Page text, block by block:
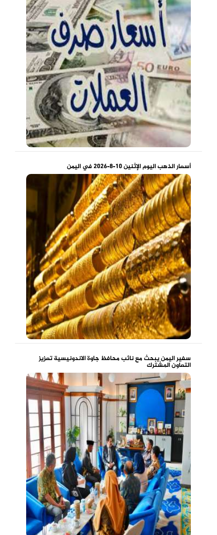
أسعار الذهب اليوم الإثنين 10-8-2026 في اليمن
سفير اليمن يبحث مع نائب محافظ جاوة الاندونيسية تعزيز
التعاون المشترك